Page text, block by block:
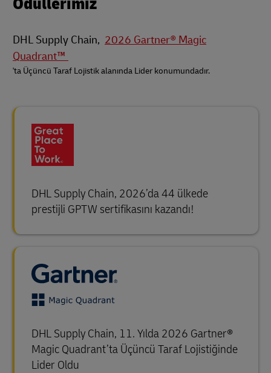
DHL Supply Chain, 2026 Gartner® Magic
Quadrant™
'ta Üçüncü Taraf Lojistik alanında Lider konumundadır.
DHL Supply Chain, 2026’da 44 ülkede
prestijli GPTW sertifikasını kazandı!
DHL Supply Chain, 11. Yılda 2026 Gartner®
Magic Quadrant’ta Üçüncü Taraf Lojistiğinde
Lider Oldu